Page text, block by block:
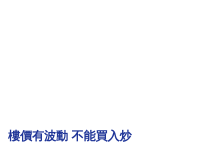
樓價有波動 不能買入炒